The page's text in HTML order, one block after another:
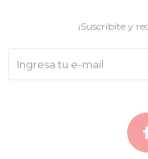
¡Suscribite y